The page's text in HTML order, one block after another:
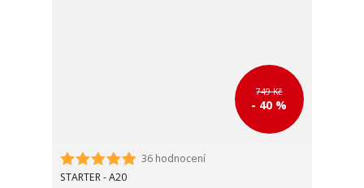
749 Kč
- 40 %
36 hodnocení
STARTER - A20